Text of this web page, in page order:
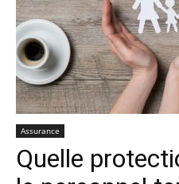
Assurance
Quelle